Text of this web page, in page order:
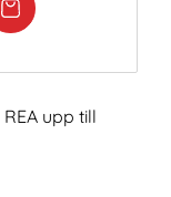
REA upp till